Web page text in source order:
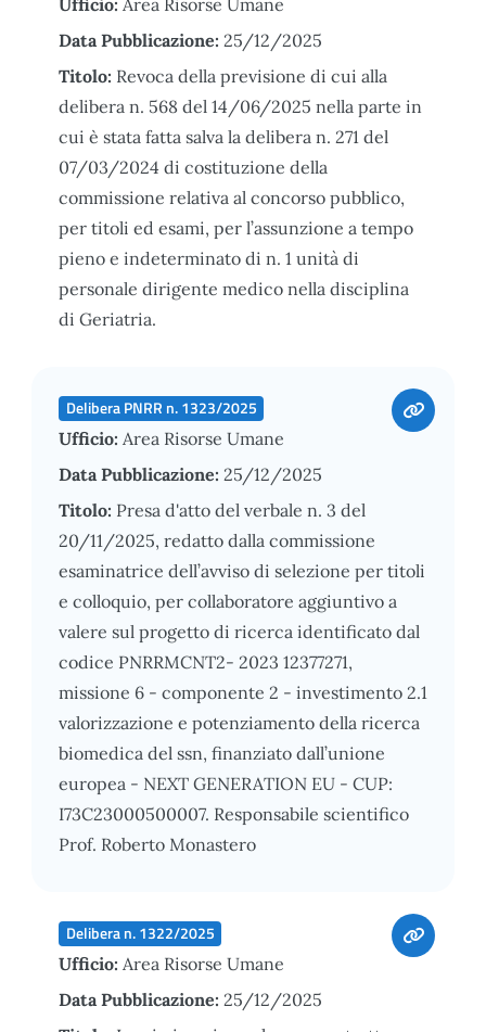
Data Pubblicazione: 25/12/2025
Titolo: Revoca della previsione di cui alla
delibera n. 568 del 14/06/2025 nella parte in
cui è stata fatta salva la delibera n. 271 del
07/03/2024 di costituzione della
commissione relativa al concorso pubblico,
per titoli ed esami, per l’assunzione a tempo
pieno e indeterminato di n. 1 unità di
personale dirigente medico nella disciplina
di Geriatria.
Delibera PNRR n. 1323/2025
Ufficio: Area Risorse Umane
Data Pubblicazione: 25/12/2025
Titolo: Presa d'atto del verbale n. 3 del
20/11/2025, redatto dalla commissione
esaminatrice dell’avviso di selezione per titoli
e colloquio, per collaboratore aggiuntivo a
valere sul progetto di ricerca identificato dal
codice PNRRMCNT2- 2023 12377271,
missione 6 - componente 2 - investimento 2.1
valorizzazione e potenziamento della ricerca
biomedica del ssn, finanziato dall’unione
europea - NEXT GENERATION EU - CUP:
I73C23000500007. Responsabile scientifico
Prof. Roberto Monastero
Delibera n. 1322/2025
Ufficio: Area Risorse Umane
Data Pubblicazione: 25/12/2025